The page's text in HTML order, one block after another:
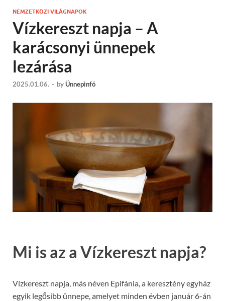
NEMZETKÖZI VILÁGNAPOK
Vízkereszt napja – A
karácsonyi ünnepek
lezárása
2025.01.06. - byÜnnepinfó
Mi is az a Vízkereszt napja?
Vízkereszt napja, más néven Epifánia, a keresztény egyház
egyik legősibb ünnepe, amelyet minden évben január 6-án